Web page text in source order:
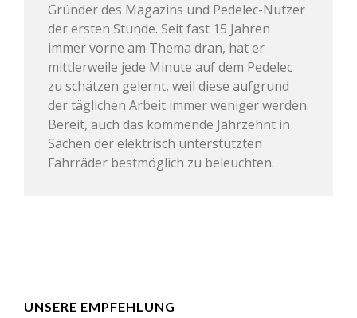
Gründer des Magazins und Pedelec-Nutzer
der ersten Stunde. Seit fast 15 Jahren
immer vorne am Thema dran, hat er
mittlerweile jede Minute auf dem Pedelec
zu schätzen gelernt, weil diese aufgrund
der täglichen Arbeit immer weniger werden.
Bereit, auch das kommende Jahrzehnt in
Sachen der elektrisch unterstützten
Fahrräder bestmöglich zu beleuchten.
UNSERE EMPFEHLUNG